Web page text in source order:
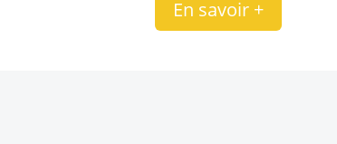
En savoir +